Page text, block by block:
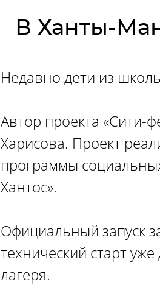
В Ханты-
Недавно дети из
Автор проекта «Сити-
Харисова. Проект
программы
Хантос».
Официальный запуск
технический старт
лагеря.